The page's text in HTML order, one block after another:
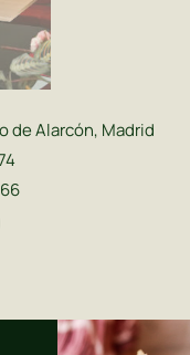
de Alarcón, Madrid